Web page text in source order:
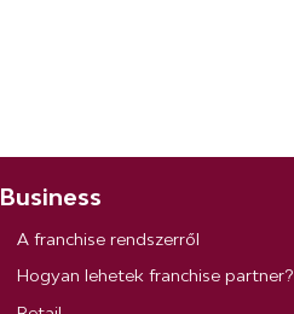
Business
A franchise rendszerről
Hogyan lehetek franchise partner?